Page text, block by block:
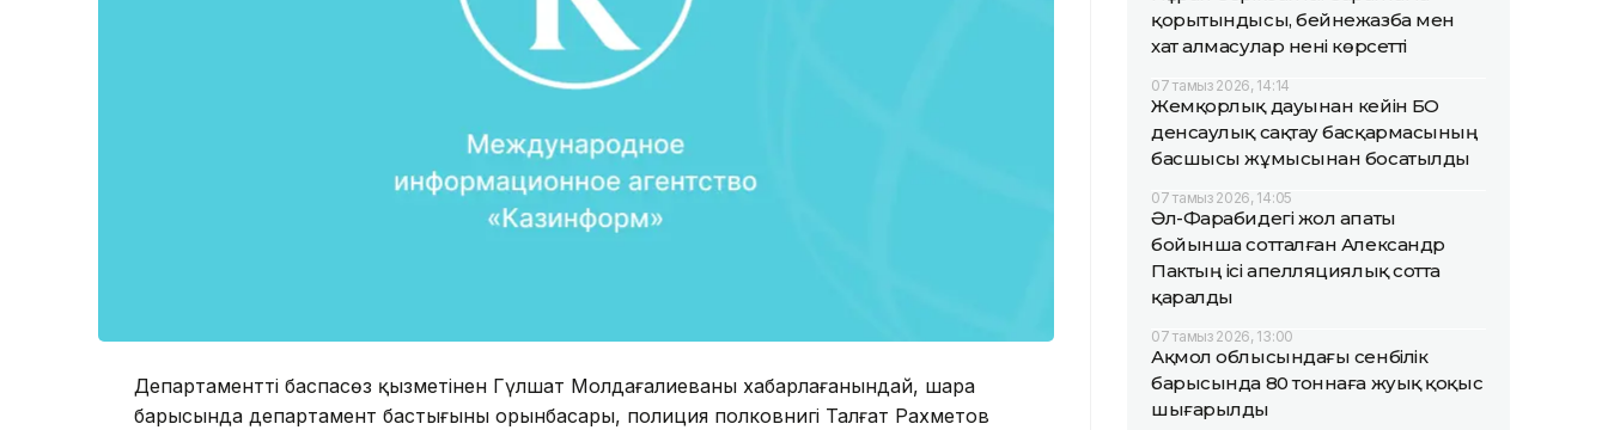
Департаменттің баспасөз қызметінен Гүлшат Молдағалиеваның хабарлағанындай, шара
барысында департамент бастығының орынбасары, полиция полковнигі Талғат Рахметов
қорытындысы, бейнежазба мен
хат алмасулар нені көрсетті
07 тамыз 2026, 14:14
Жемқорлық дауынан кейін БҚО
денсаулық сақтау басқармасының
басшысы жұмысынан босатылды
07 тамыз 2026, 14:05
Әл-Фарабидегі жол апаты
бойынша сотталған Александр
Пактың ісі апелляциялық сотта
қаралды
07 тамыз 2026, 13:00
Ақмол облысындағы сенбілік
барысында 80 тоннаға жуық қоқыс
шығарылды